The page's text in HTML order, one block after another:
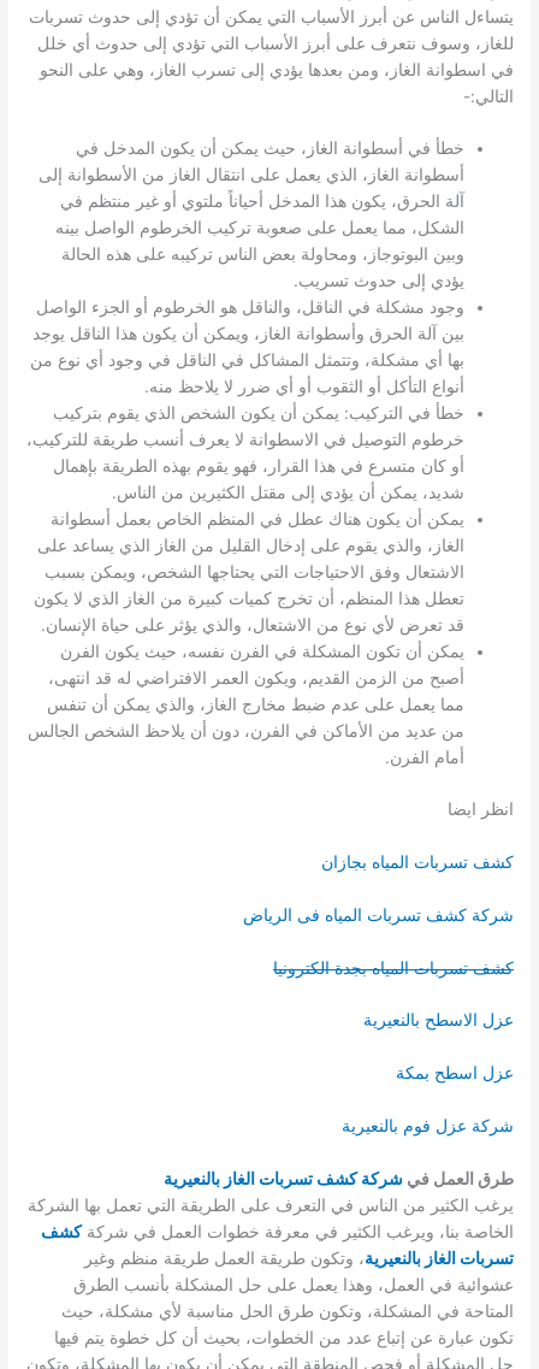
يتساءل الناس عن أبرز الأسباب التي يمكن أن تؤدي إلى حدوث تسربات
للغاز، وسوف نتعرف على أبرز الأسباب التي تؤدي إلى حدوث أي خلل
في اسطوانة الغاز، ومن بعدها يؤدي إلى تسرب الغاز، وهي على النحو
التالي:-
خطأ في أسطوانة الغاز، حيث يمكن أن يكون المدخل في
أسطوانة الغاز، الذي يعمل على انتقال الغاز من الأسطوانة إلى
آلة الحرق، يكون هذا المدخل أحياناً ملتوي أو غير منتظم في
الشكل، مما يعمل على صعوبة تركيب الخرطوم الواصل بينه
وبين البوتوجاز، ومحاولة بعض الناس تركيبه على هذه الحالة
يؤدي إلى حدوث تسريب.
وجود مشكلة في الناقل، والناقل هو الخرطوم أو الجزء الواصل
بين آلة الحرق وأسطوانة الغاز، ويمكن أن يكون هذا الناقل يوجد
بها أي مشكلة، وتتمثل المشاكل في الناقل في وجود أي نوع من
أنواع التأكل أو الثقوب أو أي ضرر لا يلاحظ منه.
خطأ في التركيب: يمكن أن يكون الشخص الذي يقوم بتركيب
خرطوم التوصيل في الاسطوانة لا يعرف أنسب طريقة للتركيب،
أو كان متسرع في هذا القرار، فهو يقوم بهذه الطريقة بإهمال
شديد، يمكن أن يؤدي إلى مقتل الكثيرين من الناس.
يمكن أن يكون هناك عطل في المنظم الخاص بعمل أسطوانة
الغاز، والذي يقوم على إدخال القليل من الغاز الذي يساعد على
الاشتعال وفق الاحتياجات التي يحتاجها الشخص، ويمكن بسبب
تعطل هذا المنظم، أن تخرج كميات كبيرة من الغاز الذي لا يكون
قد تعرض لأي نوع من الاشتعال، والذي يؤثر على حياة الإنسان.
يمكن أن تكون المشكلة في الفرن نفسه، حيث يكون الفرن
أصبح من الزمن القديم، ويكون العمر الافتراضي له قد انتهى،
مما يعمل على عدم ضبط مخارج الغاز، والذي يمكن أن تنفس
من عديد من الأماكن في الفرن، دون أن يلاحظ الشخص الجالس
أمام الفرن.
انظر ايضا
كشف تسربات المياه بجازان
شركة كشف تسربات المياه فى الرياض
كشف تسربات المياه بجدة الكترونيا
عزل الاسطح بالنعيرية
عزل اسطح بمكة
شركة عزل فوم بالنعيرية
طرق العمل فيشركة كشف تسربات الغاز بالنعيرية
يرغب الكثير من الناس في التعرف على الطريقة التي تعمل بها الشركة
الخاصة بنا، ويرغب الكثير في معرفة خطوات العمل في شركةكشف
تسربات الغاز بالنعيرية، وتكون طريقة العمل طريقة منظم وغير
عشوائية في العمل، وهذا يعمل على حل المشكلة بأنسب الطرق
المتاحة في المشكلة، وتكون طرق الحل مناسبة لأي مشكلة، حيث
تكون عبارة عن إتباع عدد من الخطوات، بحيث أن كل خطوة يتم فيها
حل المشكلة أو فحص المنطقة التي يمكن أن يكون بها المشكلة، وتكون